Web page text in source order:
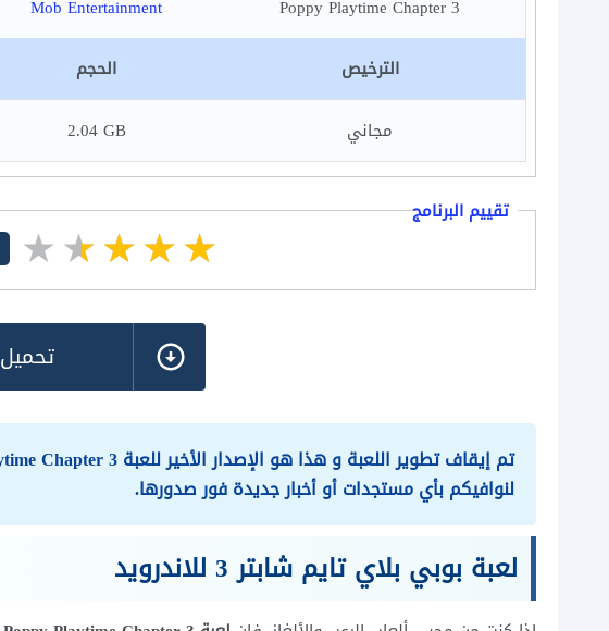
Poppy Playtime Chapter 3
Mob Entertainment
الترخيص
الحجم
مجاني 2.04 GB
تقييم البرنامج
تحميل
لنوافيكم بأي مستجدات أو أخبار جديدة فور صدورها.
لعبة بوبي بلاي تايم شابتر 3 للاندرويد